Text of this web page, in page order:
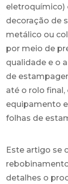
eletroquímico)
decoração de
metálico ou
por meio de
qualidade e o
de
até o rolo
equipamento
folhas de
Este artigo se
detalhes o